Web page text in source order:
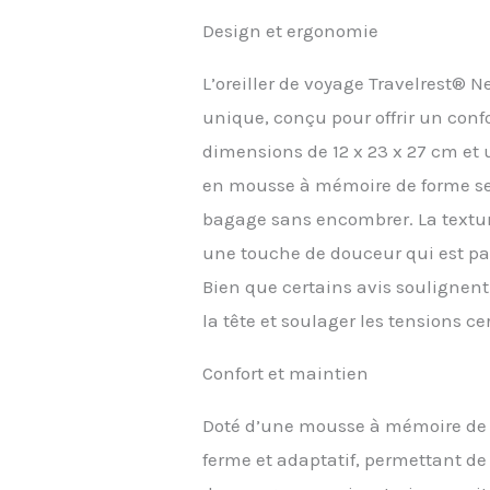
:
la
ou
pour
Design et ergonomie
L’oreiller de voyage Travelrest®
unique, conçu pour offrir un
dimensions de 12 x 23 x 27 cm
en mousse à mémoire de forme
bagage sans encombrer. La
une touche de douceur qui est
Bien que certains avis
la tête et soulager les tensions
Confort et maintien
Doté d’une mousse à mémoire
ferme et adaptatif, permettant